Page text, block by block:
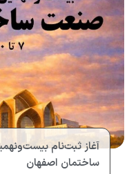
آغاز ثبت‌نام
ساختمان اصفهان